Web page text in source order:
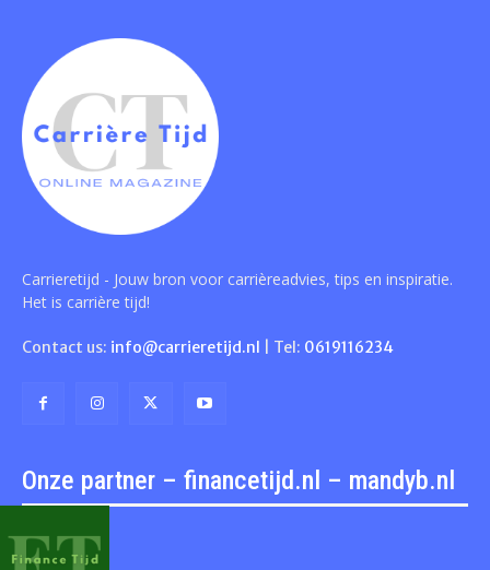
Carrieretijd - Jouw bron voor carrièreadvies, tips en inspiratie.
Het is carrière tijd!
Contact us: info@carrieretijd.nl | Tel: 0619116234
Onze partner – financetijd.nl – mandyb.nl